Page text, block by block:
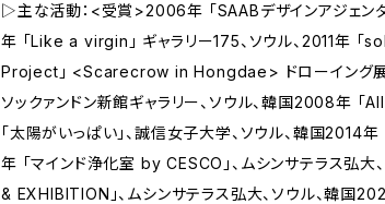
▷主な活動：<受賞>2006年 「SAABデザインアジェン
年 「Like a virgin」 ギャラリー175、ソウル、2011年 「
Project」 <Scarecrow in Hongdae> ドローイング
ソックァンドン新館ギャラリー、ソウル、韓国2008年
「太陽がいっぱい」、誠信女子大学、ソウル、韓国
年 「マインド浄化室 by CESCO」、ムシンサテラス弘
& EXHIBITION」、ムシンサテラス弘大、ソウル、韓国